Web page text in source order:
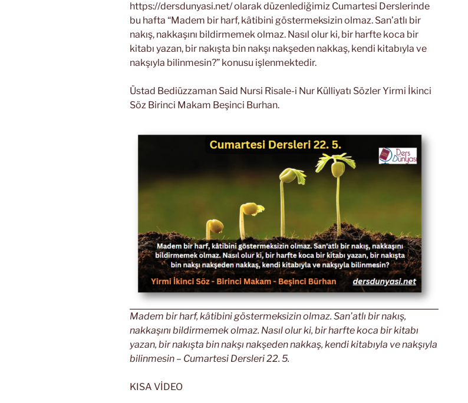
https://dersdunyasi.net/ olarak düzenlediğimiz Cumartesi Derslerinde
bu hafta “Madem bir harf, kâtibini göstermeksizin olmaz. San’atlı bir
nakış, nakkaşını bildirmemek olmaz. Nasıl olur ki, bir harfte koca bir
kitabı yazan, bir nakışta bin nakşı nakşeden nakkaş, kendi kitabıyla ve
nakşıyla bilinmesin?” konusu işlenmektedir.
Üstad Bediüzzaman Said Nursi Risale-i Nur Külliyatı Sözler Yirmi İkinci
Söz Birinci Makam Beşinci Burhan.
Madem bir harf, kâtibini göstermeksizin olmaz. San’atlı bir nakış,
nakkaşını bildirmemek olmaz. Nasıl olur ki, bir harfte koca bir kitabı
yazan, bir nakışta bin nakşı nakşeden nakkaş, kendi kitabıyla ve nakşıyla
bilinmesin – Cumartesi Dersleri 22. 5.
KISA VİDEO